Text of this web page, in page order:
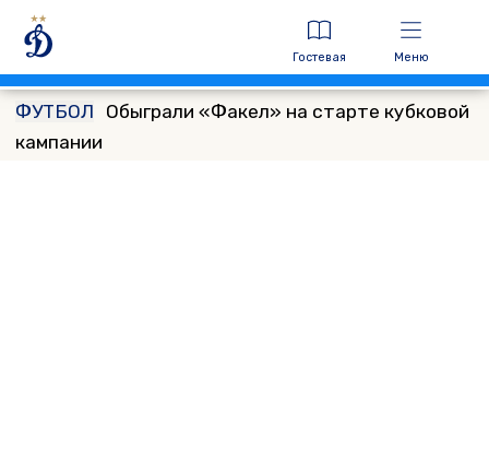
Гостевая Меню
ФУТБОЛ
Обыграли «Факел» на старте кубковой
кампании